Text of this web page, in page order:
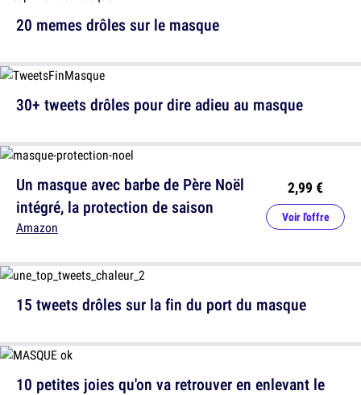
20 memes drôles sur le masque
Un masque avec barbe de Père Noël
intégré, la protection de saison
Amazon
2,99 €
Voir l'offre
10 petites joies qu'on va retrouver en enlevant le
30+ tweets drôles pour dire adieu au masque
15 tweets drôles sur la fin du port du masque